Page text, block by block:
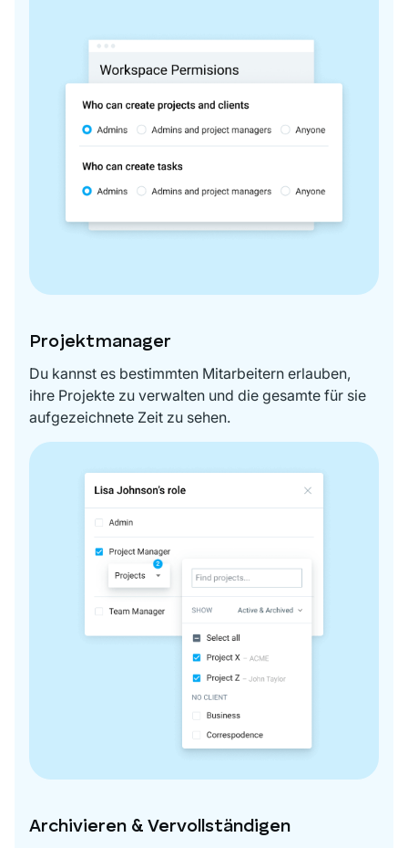
Projektmanager
Du kannst es bestimmten Mitarbeitern erlauben,
ihre Projekte zu verwalten und die gesamte für sie
aufgezeichnete Zeit zu sehen.
Archivieren & Vervollständigen